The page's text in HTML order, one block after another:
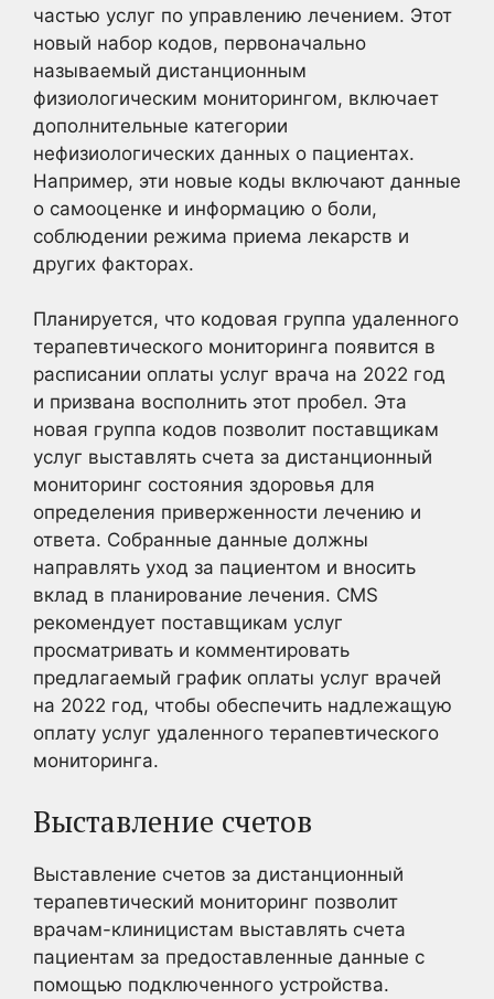
частью услуг по управлению лечением. Этот
новый набор кодов, первоначально
называемый дистанционным
физиологическим мониторингом, включает
дополнительные категории
нефизиологических данных о пациентах.
Например, эти новые коды включают данные
о самооценке и информацию о боли,
соблюдении режима приема лекарств и
других факторах.
Планируется, что кодовая группа удаленного
терапевтического мониторинга появится в
расписании оплаты услуг врача на 2022 год
и призвана восполнить этот пробел. Эта
новая группа кодов позволит поставщикам
услуг выставлять счета за дистанционный
мониторинг состояния здоровья для
определения приверженности лечению и
ответа. Собранные данные должны
направлять уход за пациентом и вносить
вклад в планирование лечения. CMS
рекомендует поставщикам услуг
просматривать и комментировать
предлагаемый график оплаты услуг врачей
на 2022 год, чтобы обеспечить надлежащую
оплату услуг удаленного терапевтического
мониторинга.
Выставление счетов
Выставление счетов за дистанционный
терапевтический мониторинг позволит
врачам-клиницистам выставлять счета
пациентам за предоставленные данные с
помощью подключенного устройства.